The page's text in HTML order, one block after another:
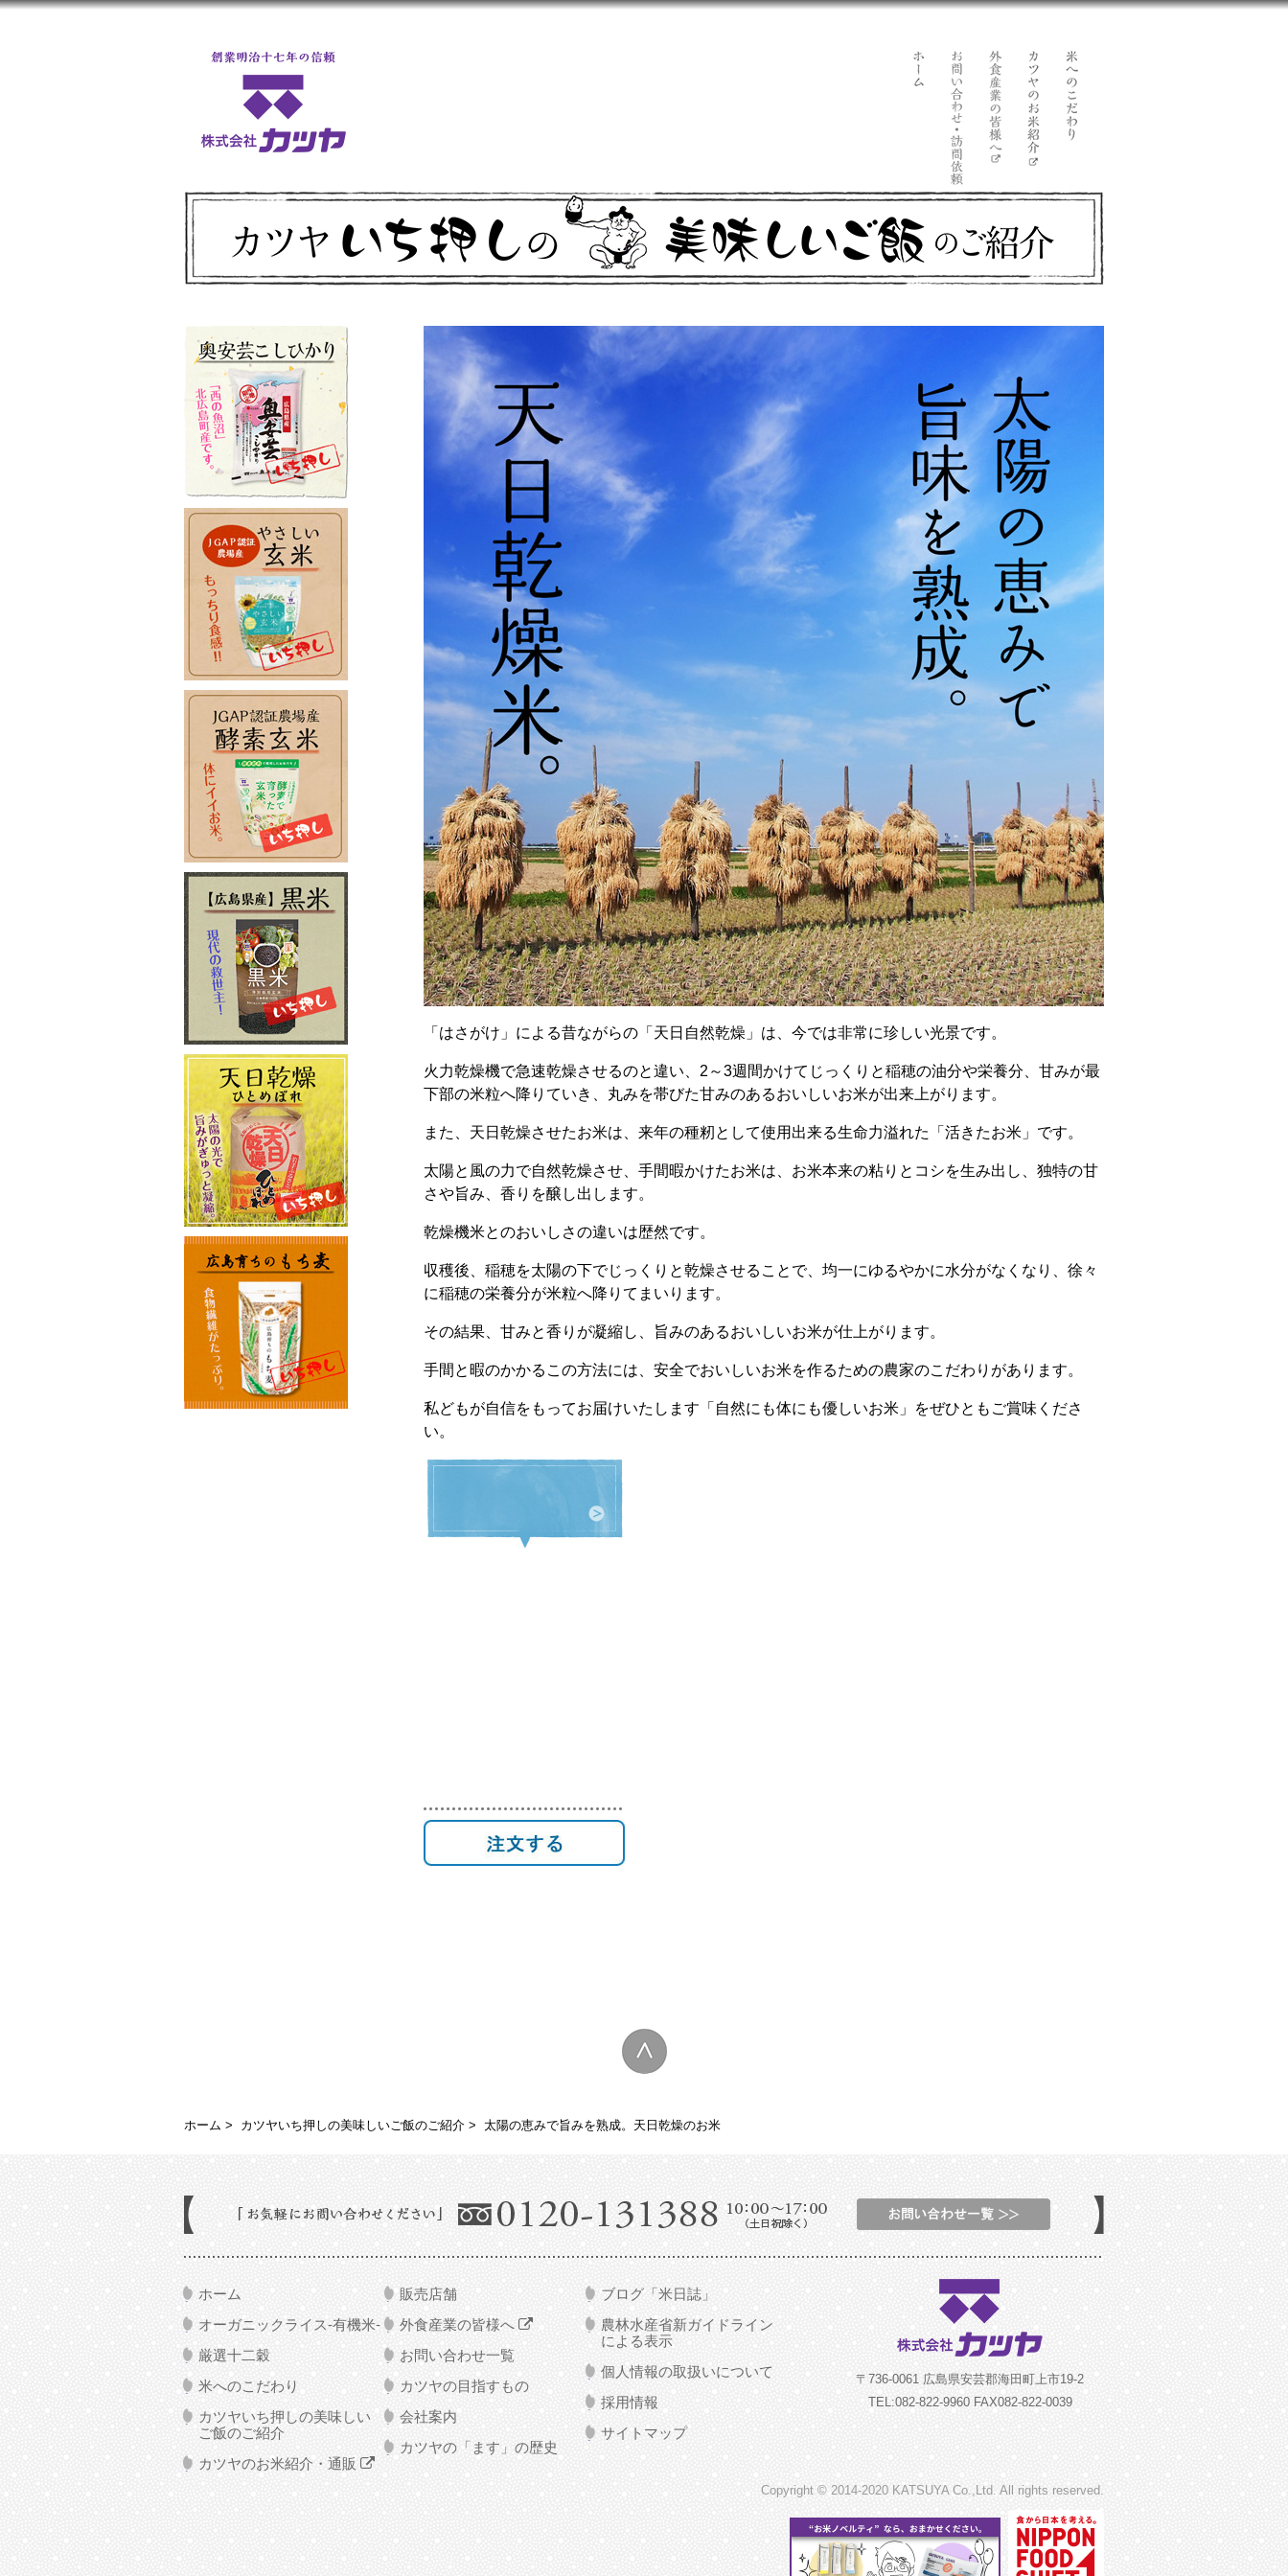
「はさがけ」による昔ながらの「天日自然乾燥」は、今では非常に珍しい光景です。
火力乾燥機で急速乾燥させるのと違い、2～3週間かけてじっくりと稲穂の油分や栄養分、甘みが最
下部の米粒へ降りていき、丸みを帯びた甘みのあるおいしいお米が出来上がります。
また、天日乾燥させたお米は、来年の種籾として使用出来る生命力溢れた「活きたお米」です。
太陽と風の力で自然乾燥させ、手間暇かけたお米は、お米本来の粘りとコシを生み出し、独特の甘
さや旨み、香りを醸し出します。
乾燥機米とのおいしさの違いは歴然です。
収穫後、稲穂を太陽の下でじっくりと乾燥させることで、均一にゆるやかに水分がなくなり、徐々
に稲穂の栄養分が米粒へ降りてまいります。
その結果、甘みと香りが凝縮し、旨みのあるおいしいお米が仕上がります。
手間と暇のかかるこの方法には、安全でおいしいお米を作るための農家のこだわりがあります。
私どもが自信をもってお届けいたします「自然にも体にも優しいお米」をぜひともご賞味くださ
い。
文
ホーム > カツヤいち押しの美味しいご飯のご紹介 > 太陽の恵みで旨みを熟成。天日乾燥のお米
お
気
お
問
い
合
わ
せ
だ
ホーム
オーガニックライス-有機米-
厳選十二穀
米へのこだわり
カツヤいち押しの美味しい
ご飯のご紹介
カツヤのお米紹介・通販
販売店舗
外食産業の皆様へ
お問い合わせ一覧
カツヤの目指すもの
会社案内
カツヤの「ます」の歴史
ブログ「米日誌」
農林水産省新ガイドライン
による表示
個人情報の取扱いについて
採用情報
サイトマップ
〒736-0061 広島県安芸郡海田町上市19-2
TEL:082-822-9960 FAX082-822-0039
Copyright © 2014-2020 KATSUYA Co.,Ltd. All rights reserved.